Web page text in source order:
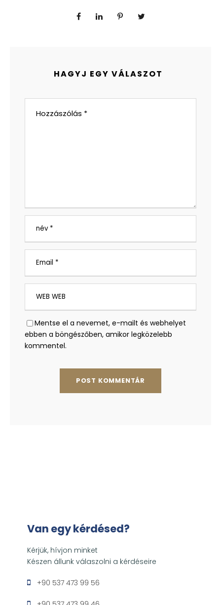
HAGYJ EGY VÁLASZOT
Mentse el a nevemet, e-mailt és webhelyet
ebben a böngészőben, amikor legközelebb
kommentel.
Van egy kérdésed?
Kérjük, hívjon minket
Készen állunk válaszolni a kérdéseire
+90 537 473 99 56